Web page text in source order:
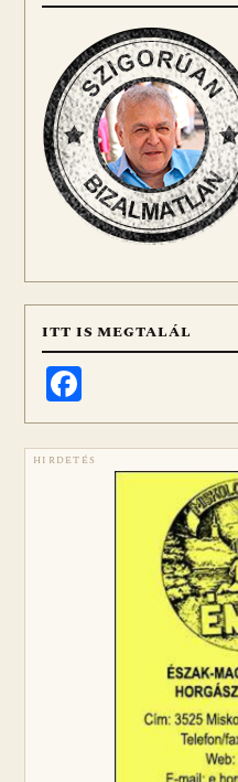
ITT IS MEGTALÁL
HIRDETÉS